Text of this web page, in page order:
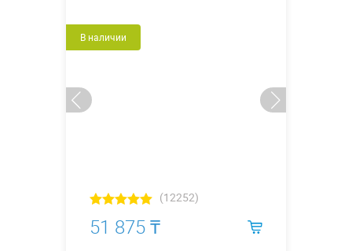
В наличии
(12252)
51 875 ₸